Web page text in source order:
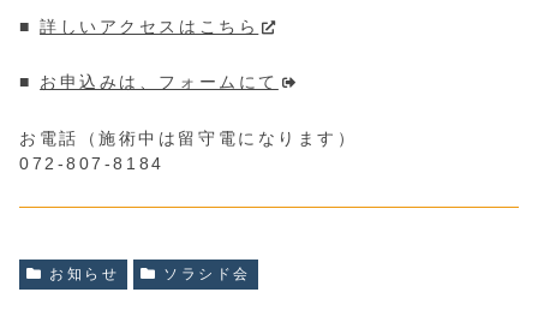
■詳しいアクセスはこちら
■ お申込みは、フォームにて
お電話（施術中は留守電になります）
072-807-8184
お知らせ ソラシド会